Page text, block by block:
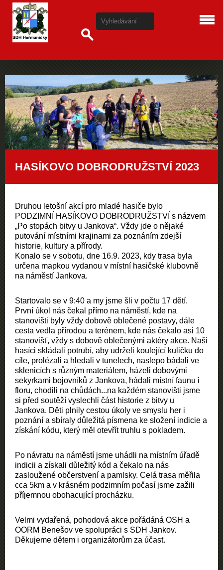
HASÍKOVO DOBRODRUŽSTVÍ 2023
Druhou letošní akcí pro mladé hasiče bylo
PODZIMNÍ HASÍKOVO DOBRODRUŽSTVÍ s názvem
„Po stopách bitvy u Jankova“. Vždy jde o nějaké
putování místními krajinami za poznáním zdejší
historie, kultury a přírody.
Konalo se v sobotu, dne 16.9. 2023, kdy trasa byla
určena mapkou vydanou v místní hasičské klubovně
na náměstí Jankova.
Startovalo se v 9:40 a my jsme šli v počtu 17 dětí.
První úkol nás čekal přímo na náměstí, kde na
stanovišti byly vždy dobově oblečené postavy, dále
cesta vedla přírodou a terénem, kde nás čekalo asi 10
stanovišť, vždy s dobově oblečenými aktéry akce. Naši
hasíci skládali potrubí, aby udrželi koulející kuličku do
cíle, prolézali a hledali v tunelech, naslepo bádali ve
sklenicích s různým materiálem, házeli dobovými
sekyrkami bojovníků z Jankova, hádali místní faunu i
floru, chodili na chůdách...na každém stanovišti jsme
si před soutěží vyslechli část historie z bitvy u
Jankova. Děti plnily cestou úkoly ve smyslu her i
poznání a sbíraly důležitá písmena ke složení indicie a
získání kódu, který měl otevřít truhlu s pokladem.
Po návratu na náměstí jsme uhádli na místním úřadě
indicii a získali důležitý kód a čekalo na nás
zasloužené občerstvení a pamlsky. Celá trasa měřila
cca 5km a v krásném podzimním počasí jsme zažili
příjemnou obohacující procházku.
Velmi vydařená, pohodová akce pořádáná OSH a
OORM Benešov ve spolupráci s SDH Jankov.
Děkujeme dětem i organizátorům za účast.